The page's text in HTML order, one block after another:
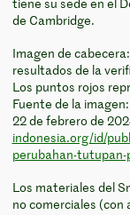
tiene su sede en el
de Cambridge.
Imagen de
resultados de la
Los puntos rojos
Fuente de la
22 de febrero de
indonesia.org/id/
perubahan-tutupan-
Los materiales del
no comerciales (con